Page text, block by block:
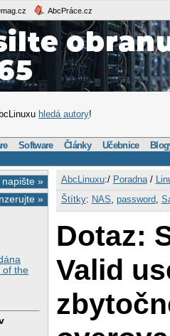
AbcPráce.cz
hledá autory!
Software Články Učebnice
napište »
»
of the
AbcLinuxu:/ Poradna/
Štítky: NAS password,
Dotaz:
Valid